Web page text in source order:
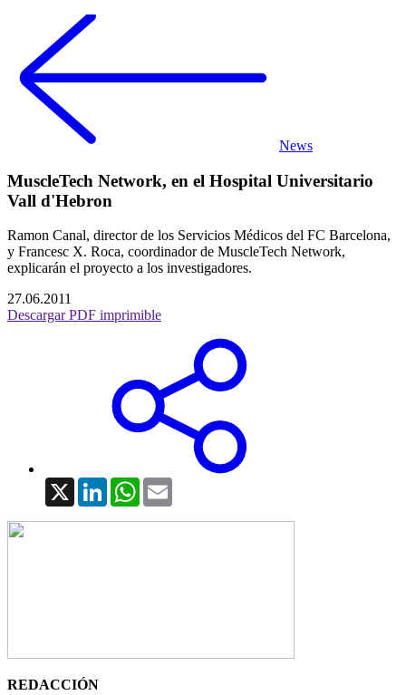
News
MuscleTech Network, en el Hospital Universitario
Vall d'Hebron
Ramon Canal, director de los Servicios Médicos del FC Barcelona,
y Francesc X. Roca, coordinador de MuscleTech Network,
explicarán el proyecto a los investigadores.
27.06.2011
Descargar PDF imprimible
X LinkedInWhatsApp
REDACCIÓN